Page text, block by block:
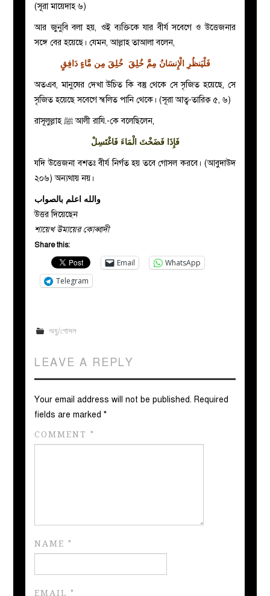
(সূরা মায়েদাহ ৬)
আর জুনুবি বলা হয়, ওই ব্যক্তিকে যার বীর্য সবেগে ও উত্তেজনার
সঙ্গে বের হয়েছে। যেমন, আল্লাহ তাআলা বলেন,
فَلْيَنظُرِ الْإِنسَانُ مِمَّ خُلِقَ خُلِقَ مِن مَّاءٍ دَافِقٍ
অতএব, মানুষের দেখা উচিত কি বস্তু থেকে সে সৃজিত হয়েছে, সে
সৃজিত হয়েছে সবেগে স্খলিত পানি থেকে। (সূরা আত্ব-তারিক্ব ৫, ৬)
রাসূলুল্লাহ ﷺ আলী রাযি.-কে বলেছিলেন,
فَإِذَا فَضَخْتَ الْمَاءَ فَاغْتَسِلْ
যদি উত্তেজনা বশতঃ বীর্য নির্গত হয় তবে গোসল করবে। (আবুদাউদ
২০৬) অন্যথায় নয়।
والله اعلم بالصواب
উত্তর দিয়েছেন
শায়েখ উমায়ের কোব্বাদী
Share this:
Email
WhatsApp
Telegram
অযু/গোসল
LEAVE A REPLY
Your email address will not be published. Required
fields are marked*
COMMENT*
NAME*
EMAIL*